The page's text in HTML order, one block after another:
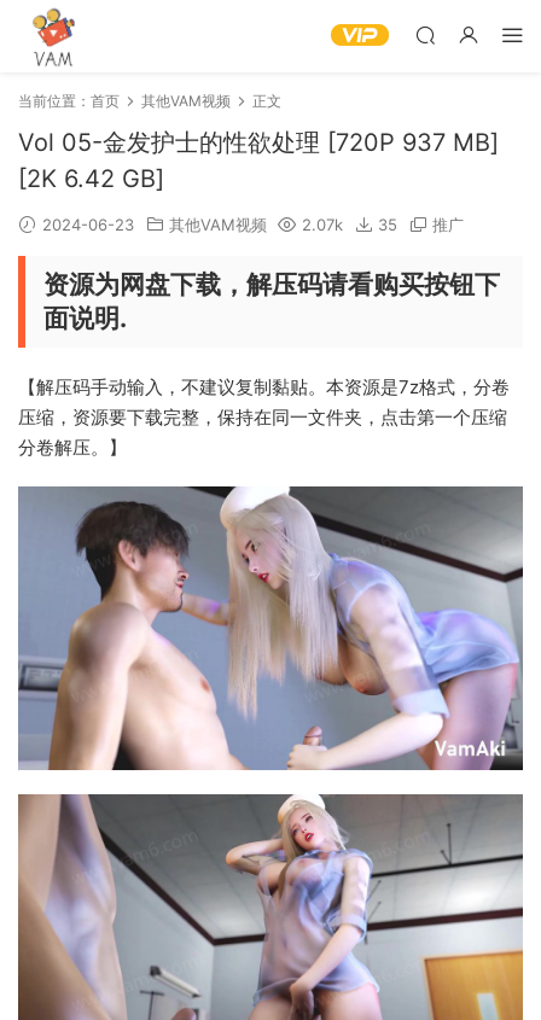
当前位置： 首页 其他VAM视频 正文
Vol 05-金发护士的性欲处理 [720P 937 MB]
[2K 6.42 GB]
2024-06-23 其他VAM视频 2.07k 35 推广
资源为网盘下载，解压码请看购买按钮下
面说明.
【解压码手动输入，不建议复制黏贴。本资源是7z格式，分卷
压缩，资源要下载完整，保持在同一文件夹，点击第一个压缩
分卷解压。】